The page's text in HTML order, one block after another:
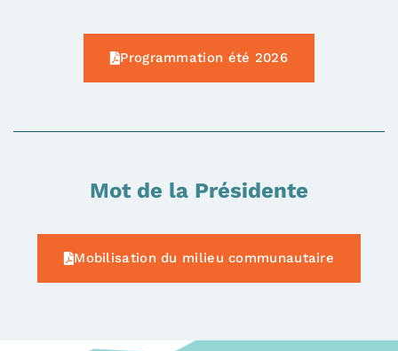
Programmation été 2026
Mot de la Présidente
Mobilisation du milieu communautaire